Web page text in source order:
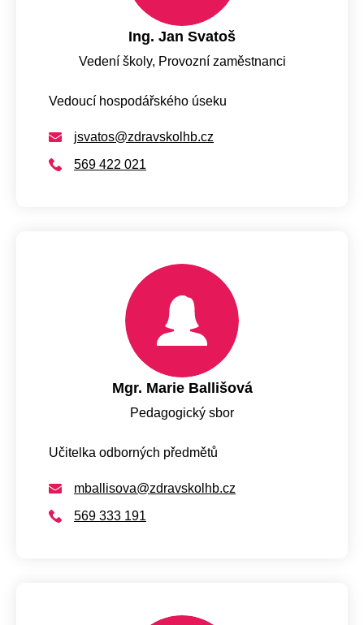
Ing. Jan Svatoš
Vedení školy, Provozní zaměstnanci
Vedoucí hospodářského úseku
jsvatos@zdravskolhb.cz
569 422 021
Mgr. Marie Ballišová
Pedagogický sbor
Učitelka odborných předmětů
mballisova@zdravskolhb.cz
569 333 191